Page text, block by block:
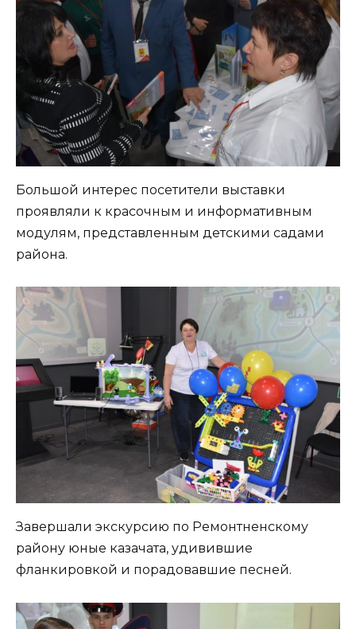
Большой интерес посетители выставки
проявляли к красочным и информативным
модулям, представленным детскими садами
района.
Завершали экскурсию по Ремонтненскому
району юные казачата, удивившие
фланкировкой и порадовавшие песней.